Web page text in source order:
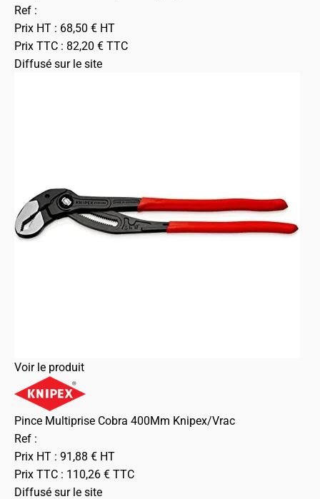
Ref :
Prix HT : 68,50 € HT
Prix TTC : 82,20 € TTC
Diffusé sur le site
Voir le produit
Pince Multiprise Cobra 400Mm Knipex/Vrac
Ref :
Prix HT : 91,88 € HT
Prix TTC : 110,26 € TTC
Diffusé sur le site